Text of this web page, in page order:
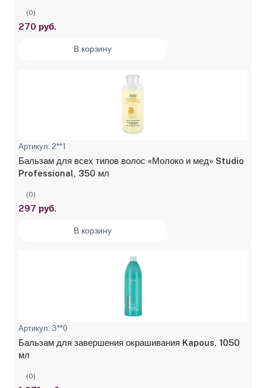
(0)
270 руб.
В корзину
Артикул: 2**1
Бальзам для всех типов волос «Молоко и мед» Studio
Professional, 350 мл
(0)
297 руб.
В корзину
Артикул: 3**0
Бальзам для завершения окрашивания Kapous, 1050
мл
(0)